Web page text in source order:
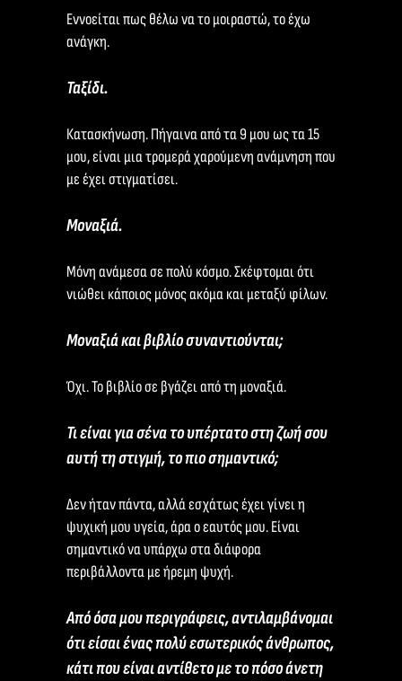
Εννοείται πως θέλω να το μοιραστώ, το έχω
ανάγκη.
Ταξίδι.
Κατασκήνωση. Πήγαινα από τα 9 μου ως τα 15
μου, είναι μια τρομερά χαρούμενη ανάμνηση που
με έχει στιγματίσει.
Μοναξιά.
Μόνη ανάμεσα σε πολύ κόσμο. Σκέφτομαι ότι
νιώθει κάποιος μόνος ακόμα και μεταξύ φίλων.
Μοναξιά και βιβλίο συναντιούνται;
Όχι. Το βιβλίο σε βγάζει από τη μοναξιά.
Τι είναι για σένα το υπέρτατο στη ζωή σου
αυτή τη στιγμή, το πιο σημαντικό;
Δεν ήταν πάντα, αλλά εσχάτως έχει γίνει η
ψυχική μου υγεία, άρα ο εαυτός μου. Είναι
σημαντικό να υπάρχω στα διάφορα
περιβάλλοντα με ήρεμη ψυχή.
Από όσα μου περιγράφεις, αντιλαμβάνομαι
ότι είσαι ένας πολύ εσωτερικός άνθρωπος,
κάτι που είναι αντίθετο με το πόσο άνετη